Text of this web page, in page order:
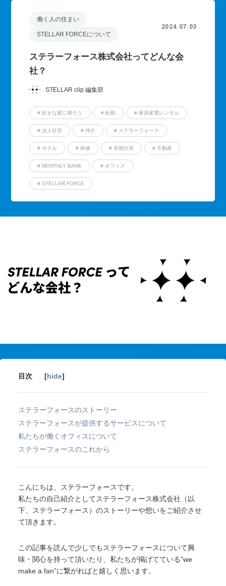
働く人の住まい
STELLAR FORCEについて
2024.07.03
ステラーフォース株式会社ってどんな会
社？
STELLAR clip 編集部
# 好きな家に帰ろう # 転勤 # 家具家電レンタル
# 法人社宅 # 仲介 # ステラーフォース
# ホテル # 研修 # 長期出張 # 不動産
# MONTHLY BANK # オフィス
# STELLAR FORCE
目次 [hide]
ステラーフォースのストーリー
ステラーフォースが提供するサービスについて
私たちが働くオフィスについて
ステラーフォースのこれから
こんにちは、ステラーフォースです。
私たちの自己紹介としてステラーフォース株式会社（以
下、ステラーフォース）のストーリーや想いをご紹介させ
て頂きます。
この記事を読んで少しでもステラーフォースについて興
味・関心を持って頂いたり、私たちが掲げてている”we
make a fan”に繋がればと嬉しく思います。